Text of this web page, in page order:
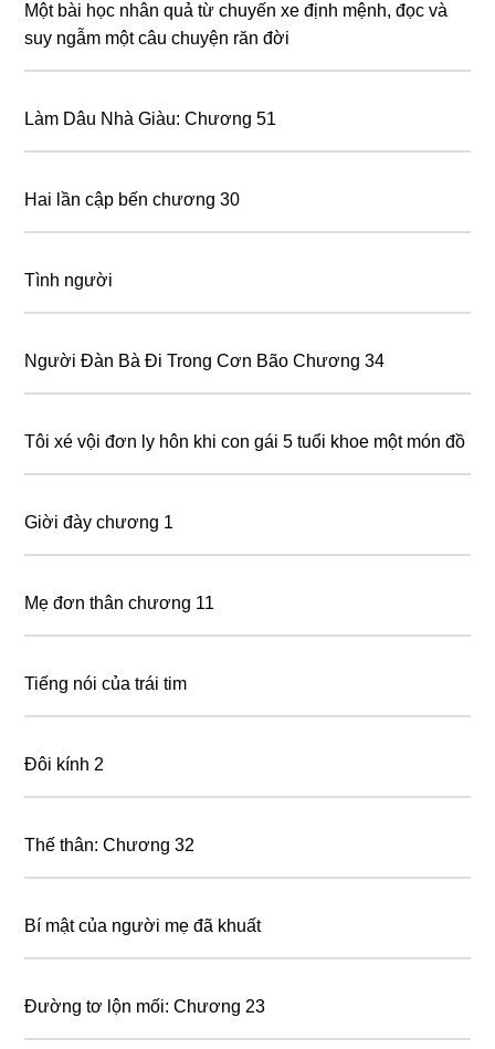
Một bài học nhân quả từ chuyến xe định mệnh, đọc và
suy ngẫm một câu chuyện răn đời
Làm Dâu Nhà Giàu: Chương 51
Hai lần cập bến chương 30
Tình người
Người Đàn Bà Đi Trong Cơn Bão Chương 34
Tôi xé vội đơn ly hôn khi con gái 5 tuổi khoe một món đồ
Giời đày chương 1
Mẹ đơn thân chương 11
Tiếng nói của trái tim
Đôi kính 2
Thế thân: Chương 32
Bí mật của người mẹ đã khuất
Đường tơ lộn mối: Chương 23